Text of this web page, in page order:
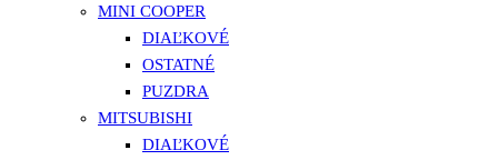
MINI COOPER
DIAĽKOVÉ
OSTATNÉ
PUZDRA
MITSUBISHI
DIAĽKOVÉ